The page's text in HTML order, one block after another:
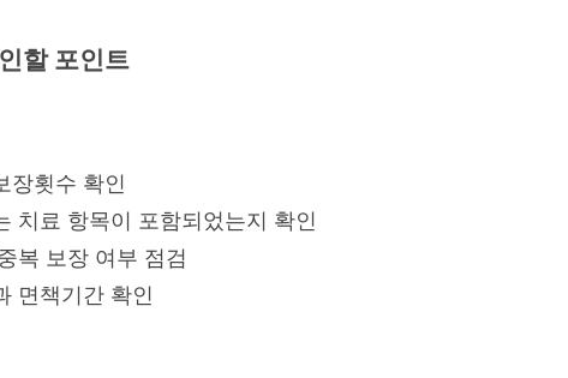
할 포인트
장횟수 확인
치료 항목이 포함되었는지 확인
복 보장 여부 점검
면책기간 확인